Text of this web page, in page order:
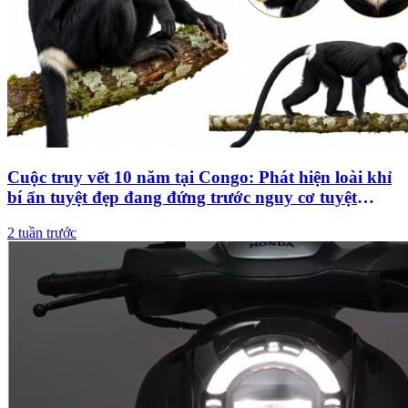
Cuộc truy vết 10 năm tại Congo: Phát hiện loài khỉ
bí ẩn tuyệt đẹp đang đứng trước nguy cơ tuyệt
2 tuần trước